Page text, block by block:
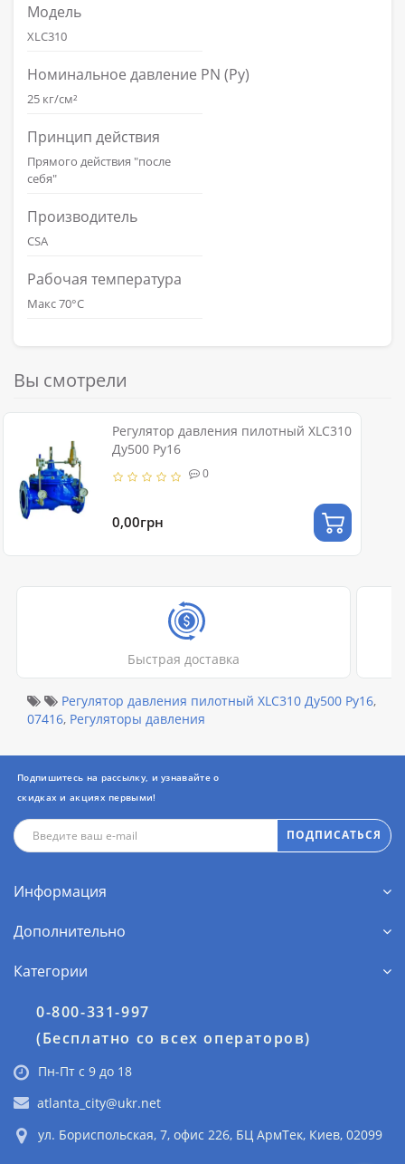
Модель
XLC310
Номинальное давление PN (Ру)
25 кг/см²
Принцип действия
Прямого действия "после
себя"
Производитель
CSA
Рабочая температура
Макс 70°С
Вы смотрели
Регулятор давления пилотный XLC310
Ду500 Ру16
0
0,00грн
Быстрая доставка
Регулятор давления пилотный XLC310 Ду500 Ру16,
07416, Регуляторы давления
Подпишитесь на рассылку, и узнавайте о
скидках и акциях первыми!
ПОДПИСАТЬСЯ
Информация
Дополнительно
Категории
0-800-331-997
(Бесплатно со всех операторов)
Пн-Пт с 9 до 18
atlanta_city@ukr.net
ул. Бориспольская, 7, офис 226, БЦ АрмТек, Киев, 02099